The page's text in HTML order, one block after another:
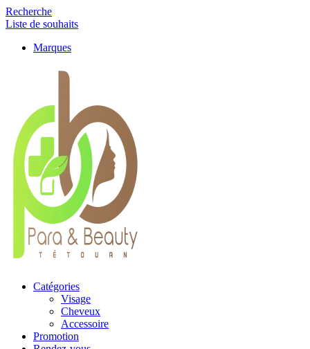
Recherche
Liste de souhaits
Marques
Catégories
Visage
Cheveux
Accessoire
Promotion